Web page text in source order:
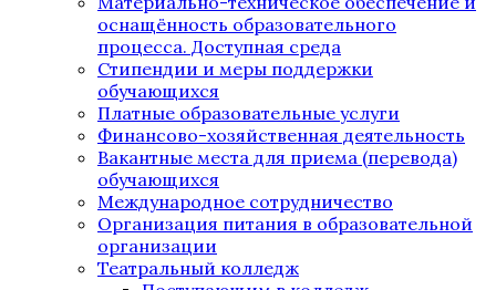
оснащённость образовательного
процесса. Доступная среда
Стипендии и меры поддержки
обучающихся
Платные образовательные услуги
Финансово-хозяйственная деятельность
Вакантные места для приема (перевода)
обучающихся
Международное сотрудничество
Организация питания в образовательной
организации
Театральный колледж